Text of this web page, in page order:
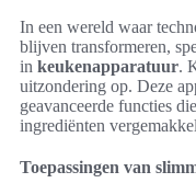
In een wereld waar
blijven transformeren,
in keukenapparatuur.
uitzondering op. Deze
geavanceerde functies
ingrediënten
Toepassingen van